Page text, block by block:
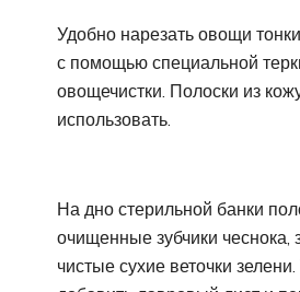
Удобно нарезать овощи
с помощью специальной
овощечистки. Полоски из
использовать.
На дно стерильной банки
очищенные зубчики чеснока,
чистые сухие веточки